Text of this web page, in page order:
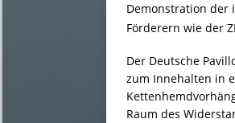
Demonstration der
Förderern wie der
Der Deutsche
zum Innehalten in
Raum des